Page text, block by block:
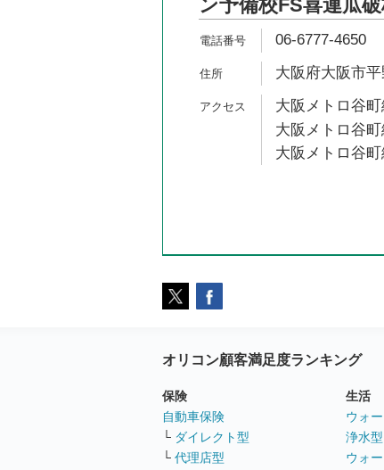
ン予備校FS喜連瓜
06-6777-4650
大阪府大阪市
大阪メトロ谷
大阪メトロ谷
大阪メトロ谷
オリコン顧客満足度ランキング
保険
自動車保険
└ ダイレクト型
└ 代理店型
生活
ウォ
浄水型
ウォ